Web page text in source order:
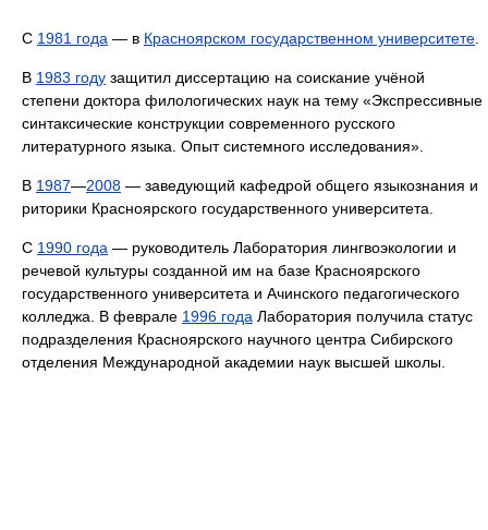
С 1981 года — в Красноярском государственном университете
В 1983 году защитил диссертацию на соискание учёной
степени доктора филологических наук на тему «Экспрессивные
синтаксические конструкции современного русского
литературного языка. Опыт системного исследования».
В 1987—2008 — заведующий кафедрой общего языкознания и
риторики Красноярского государственного университета.
С 1990 года — руководитель Лаборатория лингвоэкологии и
речевой культуры созданной им на базе Красноярского
государственного университета и Ачинского педагогического
колледжа. В феврале 1996 года Лаборатория получила статус
подразделения Красноярского научного центра Сибирского
отделения Международной академии наук высшей школы.